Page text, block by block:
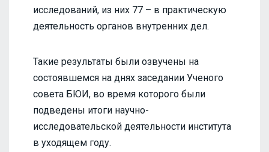
исследований, из них 77 – в практическую
деятельность органов внутренних дел.
Такие результаты были озвучены на
состоявшемся на днях заседании Ученого
совета БЮИ, во время которого были
подведены итоги научно-
исследовательской деятельности института
в уходящем году.